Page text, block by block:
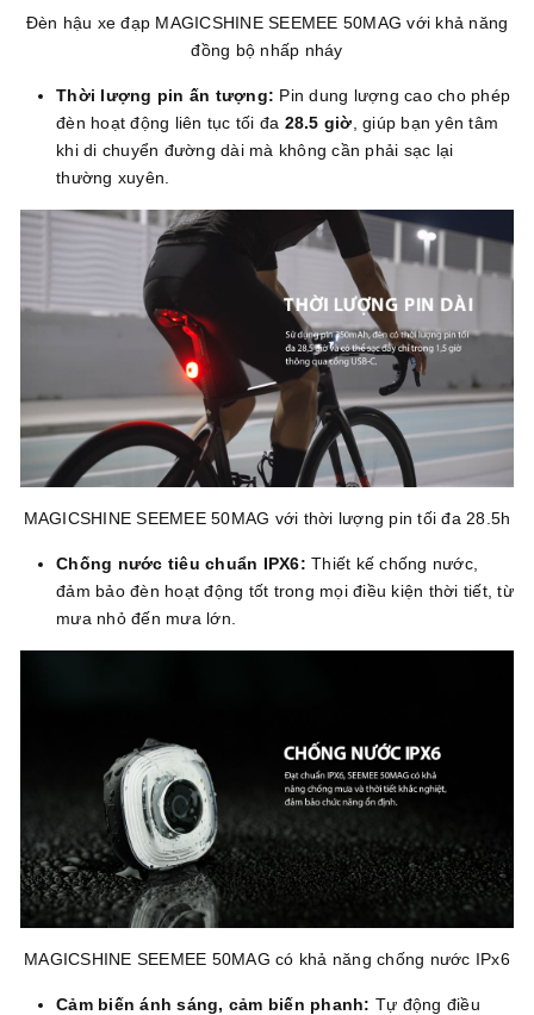
Đèn hậu xe đạp MAGICSHINE SEEMEE 50MAG với khả năng
đồng bộ nhấp nháy
Thời lượng pin ấn tượng: Pin dung lượng cao cho phép
đèn hoạt động liên tục tối đa 28.5 giờ , giúp bạn yên tâm
khi di chuyển đường dài mà không cần phải sạc lại
thường xuyên.
MAGICSHINE SEEMEE 50MAG với thời lượng pin tối đa 28.5h
Chống nước tiêu chuẩn IPX6: Thiết kế chống nước,
đảm bảo đèn hoạt động tốt trong mọi điều kiện thời tiết, từ
mưa nhỏ đến mưa lớn.
MAGICSHINE SEEMEE 50MAG có khả năng chống nước IPx6
Cảm biến ánh sáng, cảm biến phanh: Tự động điều